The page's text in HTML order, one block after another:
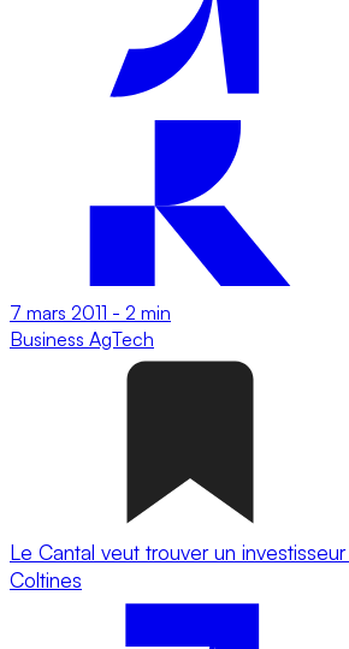
7 mars 2011 - 2 min
Business AgTech
Le Cantal veut trouver un
Coltines